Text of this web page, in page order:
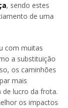
, sendo estes
de uma
com muitas
a substituição
os caminhões
mais
lucro da frota.
os impactos